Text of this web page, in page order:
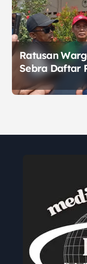
Ratusan
Sebra Daftar
Jaya,